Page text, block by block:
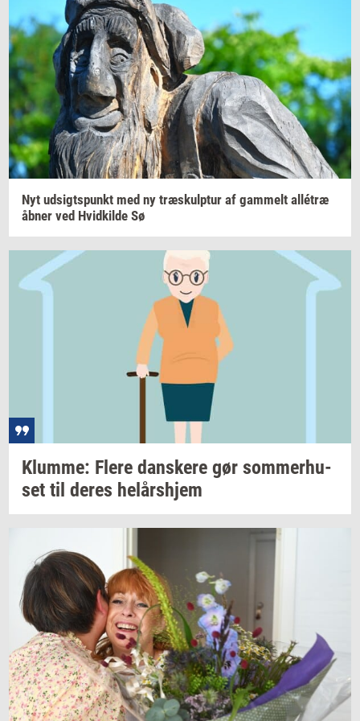
Nyt ud­sigts­punkt med ny træskul­p­tur af gam­melt allétræ
åbner ved Hvid­kil­de Sø
Klum­me: Flere dan­ske­re gør som­mer­hu­
set til deres helårs­hjem